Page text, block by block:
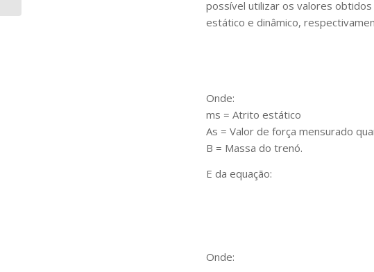
possível utilizar os valores
estático e dinâmico,
Onde:
ms = Atrito estático
As = Valor de força mensurado
B = Massa do trenó.
E da equação:
Onde: